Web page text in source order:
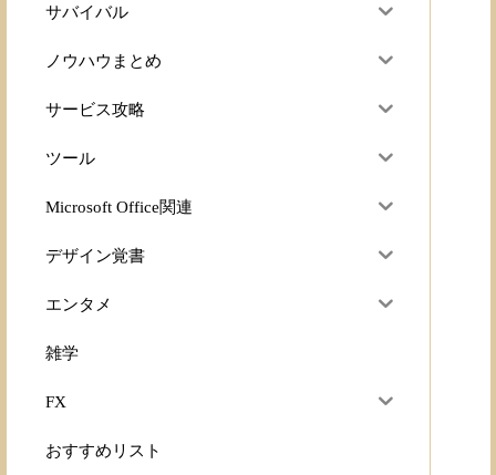
サバイバル
ノウハウまとめ
サービス攻略
ツール
Microsoft Office関連
デザイン覚書
エンタメ
雑学
FX
おすすめリスト